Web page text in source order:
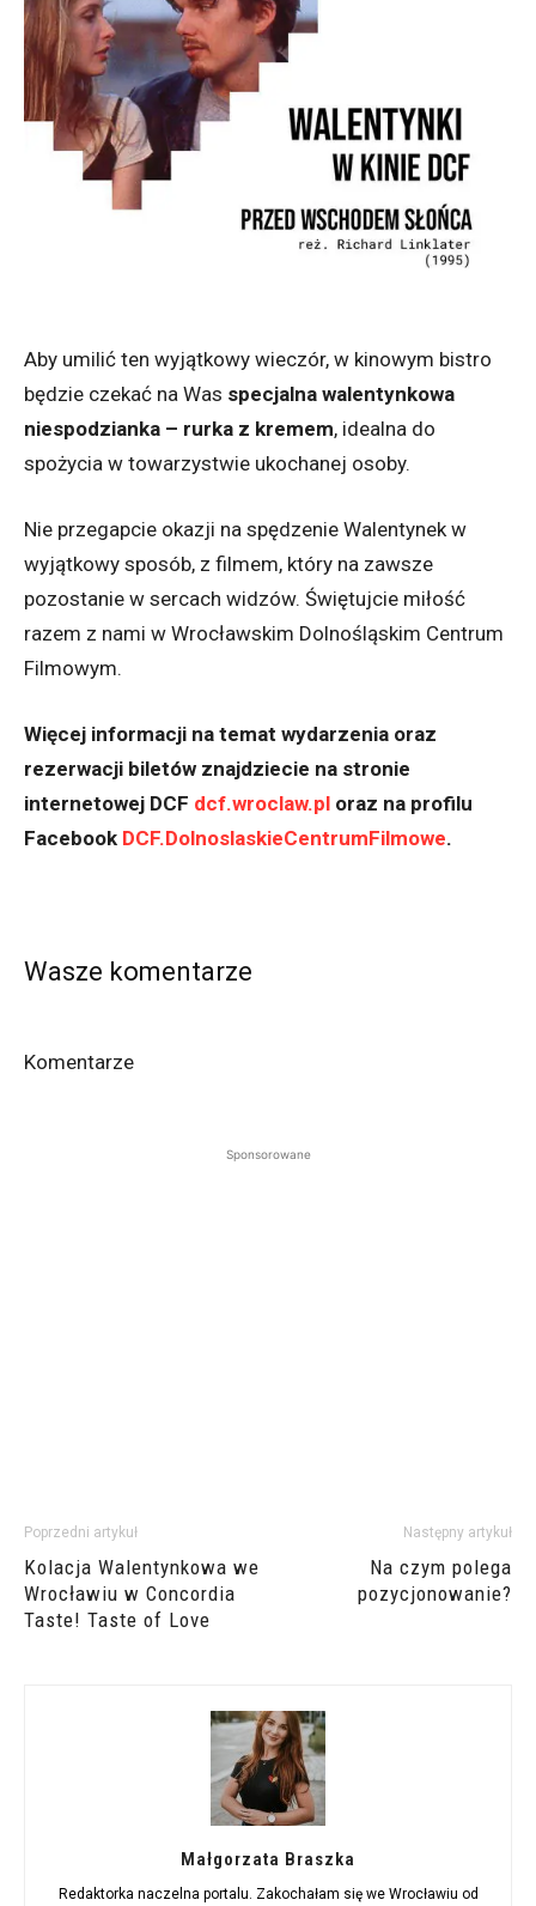
Aby umilić ten wyjątkowy wieczór, w kinowym bistro
będzie czekać na Was specjalna walentynkowa
niespodzianka – rurka z kremem, idealna do
spożycia w towarzystwie ukochanej osoby.
Nie przegapcie okazji na spędzenie Walentynek w
wyjątkowy sposób, z filmem, który na zawsze
pozostanie w sercach widzów. Świętujcie miłość
razem z nami w Wrocławskim Dolnośląskim Centrum
Filmowym.
Więcej informacji na temat wydarzenia oraz
rezerwacji biletów znajdziecie na stronie
internetowej DCF dcf.wroclaw.pl oraz na profilu
Facebook DCF.DolnoslaskieCentrumFilmowe.
Wasze komentarze
Komentarze
Sponsorowane
Poprzedni artykuł
Kolacja Walentynkowa we
Wrocławiu w Concordia
Taste! Taste of Love
Następny artykuł
Na czym polega
pozycjonowanie?
Małgorzata Braszka
Redaktorka naczelna portalu. Zakochałam się we Wrocławiu od